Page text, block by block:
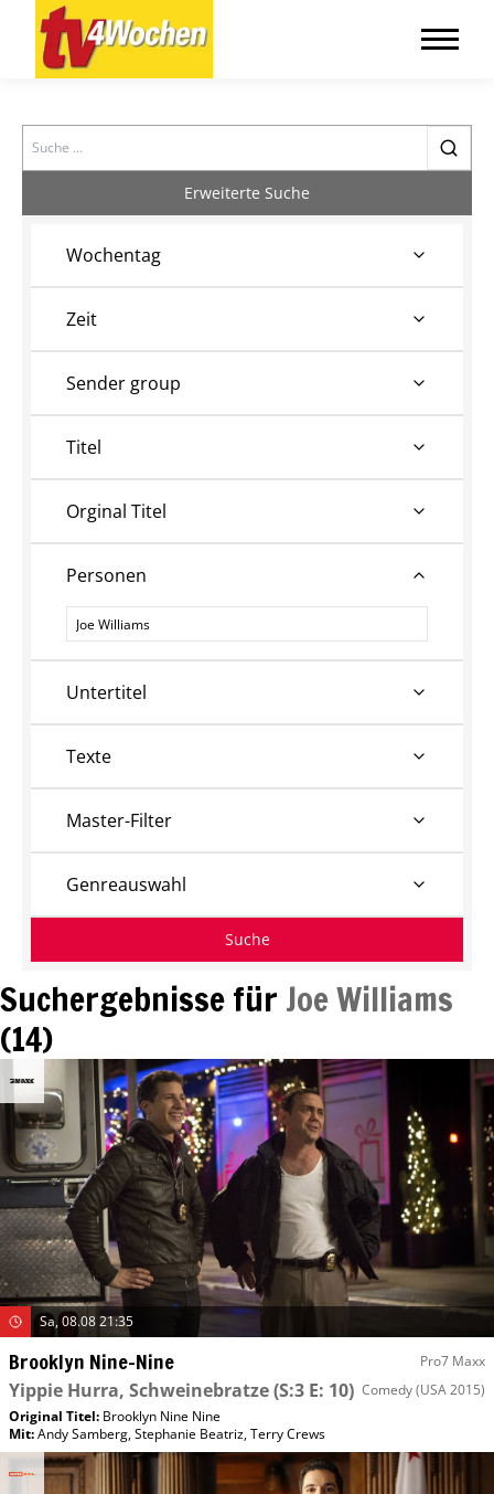
Search
Suchergebnisse für Joe Williams
(14)
Sa, 08.08 21:35
Brooklyn Nine-Nine Pro7 Maxx
Yippie Hurra, Schweinebratze(S:3 E: 10) Comedy(USA 2015)
Original Titel: Brooklyn Nine Nine
Mit:Andy Samberg,Stephanie Beatriz,Terry Crews
Erweiterte Suche
Wochentag
Zeit
Sender group
Titel
Orginal Titel
Personen
Personen
Untertitel
Texte
Master-Filter
Genreauswahl
Suche